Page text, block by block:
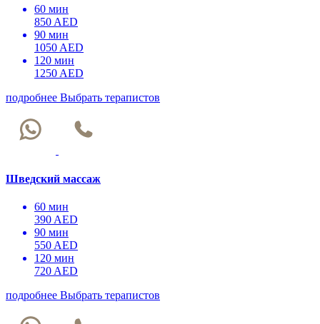
60 мин
850 AED
90 мин
1050 AED
120 мин
1250 AED
подробнее Выбрать терапистов
Шведский массаж
60 мин
390 AED
90 мин
550 AED
120 мин
720 AED
подробнее Выбрать терапистов